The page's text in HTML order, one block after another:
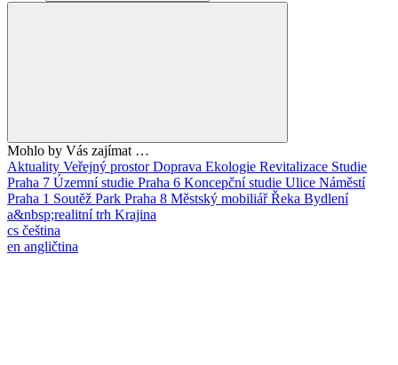
Mohlo by Vás zajímat …
Aktuality Veřejný prostorDoprava Ekologie Revitalizace Studie
Praha 7 Územní studie Praha 6 Koncepční studie Ulice Náměstí
Praha 1 Soutěž Park Praha 8 Městský mobiliářŘeka Bydlení
a&nbsp;realitní trh Krajina
cs čeština
en angličtina